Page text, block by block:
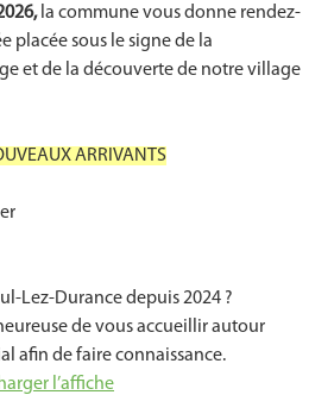
0
la commune vous donne rendez-
placée sous le signe de la
et de la découverte de notre village
ARRIVANTS
Lez-Durance depuis 2024 ?
de vous accueillir autour
afin de faire connaissance.
l’affiche